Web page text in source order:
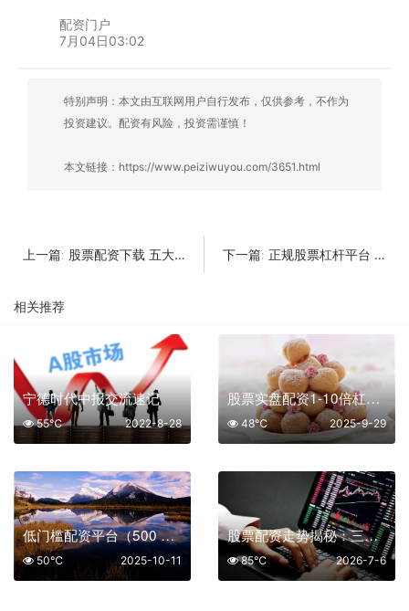
配资门户
7月04日03:02
特别声明：本文由互联网用户自行发布，仅供参考，不作为
投资建议。配资有风险，投资需谨慎！
本文链接： https://www.peiziwuyou.com/3651.html
上一篇: 股票配资下载 五大平台助你抢占投资先机 下一篇: 正规股票杠杆平台 安全投资首选指南
相关推荐
宁德时代中报交流速记
2022-8-28
55℃
股票实盘配资1-10倍杠杆怎么选
2025-9-29
48℃
低门槛配资平台（500 元起配）排名 2025：实盘合规之选
2025-10-11
50℃
股票配资走势揭秘：三大配资平台操作要点全掌握
2026-7-6
85℃